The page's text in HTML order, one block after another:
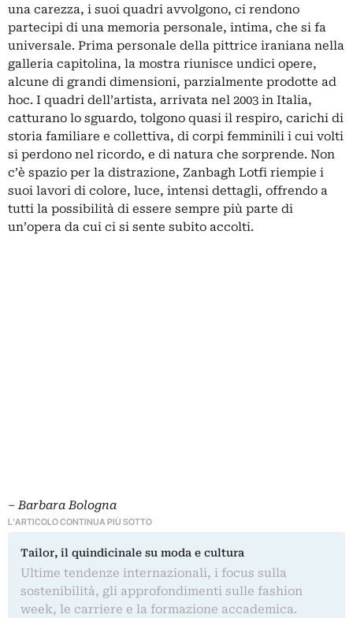
una carezza, i suoi quadri avvolgono, ci rendono
partecipi di una memoria personale, intima, che si fa
universale. Prima personale della pittrice iraniana nella
galleria capitolina, la mostra riunisce undici opere,
alcune di grandi dimensioni, parzialmente prodotte ad
hoc. I quadri dell’artista, arrivata nel 2003 in Italia,
catturano lo sguardo, tolgono quasi il respiro, carichi di
storia familiare e collettiva, di corpi femminili i cui volti
si perdono nel ricordo, e di natura che sorprende. Non
c’è spazio per la distrazione, Zanbagh Lotfi riempie i
suoi lavori di colore, luce, intensi dettagli, offrendo a
tutti la possibilità di essere sempre più parte di
un’opera da cui ci si sente subito accolti.
–Barbara Bologna
L'ARTICOLO CONTINUA PIÙ SOTTO
Tailor, il quindicinale su moda e cultura
Ultime tendenze internazionali, i focus sulla
sostenibilità, gli approfondimenti sulle fashion
week, le carriere e la formazione accademica.